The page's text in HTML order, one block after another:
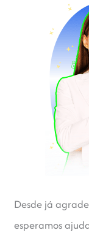
Desde já
esperamos